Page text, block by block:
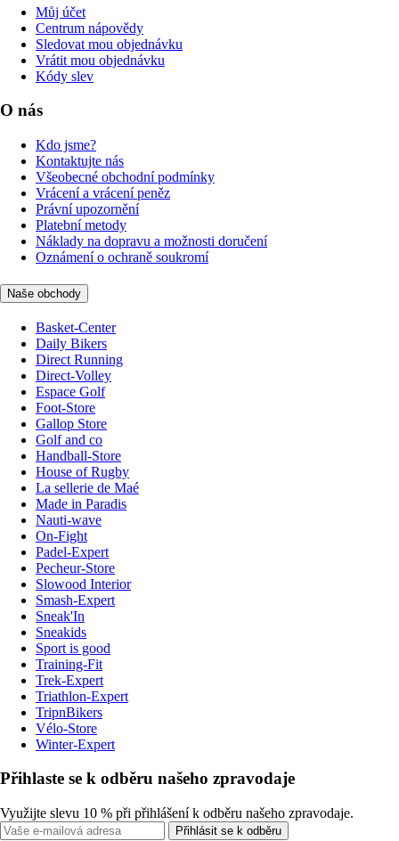
Můj účet
Centrum nápovědy
Sledovat mou objednávku
Vrátit mou objednávku
Kódy slev
O nás
Kdo jsme?
Kontaktujte nás
Všeobecné obchodní podmínky
Vrácení a vrácení peněz
Právní upozornění
Platební metody
Náklady na dopravu a možnosti doručení
Oznámení o ochraně soukromí
Naše obchody
Basket-Center
Daily Bikers
Direct Running
Direct-Volley
Espace Golf
Foot-Store
Gallop Store
Golf and co
Handball-Store
House of Rugby
La sellerie de Maé
Made in Paradis
Nauti-wave
On-Fight
Padel-Expert
Pecheur-Store
Slowood Interior
Smash-Expert
Sneak'In
Sneakids
Sport is good
Training-Fit
Trek-Expert
Triathlon-Expert
TripnBikers
Vélo-Store
Winter-Expert
Přihlaste se k odběru našeho zpravodaje
Využijte slevu 10 % při přihlášení k odběru našeho zpravodaje.
Přihlásit se k odběru